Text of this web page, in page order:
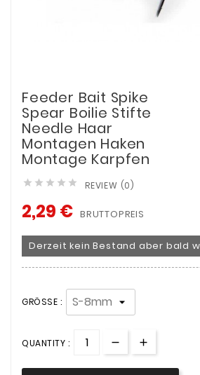
Feeder Bait Spike
Spear Boilie Stifte
Needle Haar
Montagen Haken
Montage Karpfen
     REVIEW (0)
2,29 € BRUTTOPREIS
Derzeit kein Bestand aber bald
GRÖSSE :
QUANTITY :